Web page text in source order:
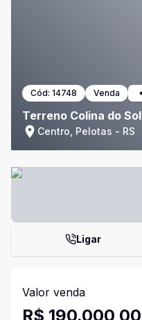
Cód: 14748 Venda
Terreno Colina do Sol
Centro, Pelotas - RS
Ligar
Valor venda
R$ 190.000,00